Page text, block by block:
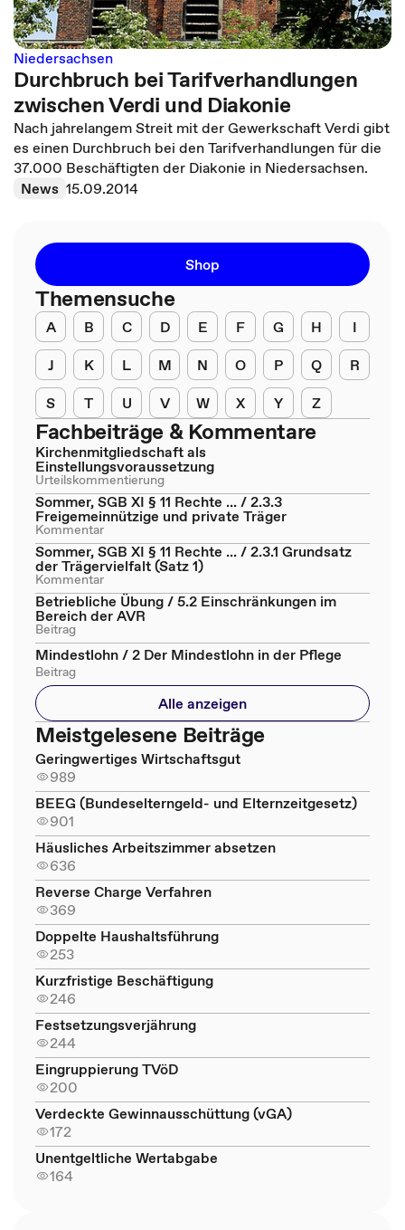
Niedersachsen
Durchbruch bei Tarifverhandlungen
zwischen Verdi und Diakonie
Nach jahrelangem Streit mit der Gewerkschaft Verdi gibt
es einen Durchbruch bei den Tarifverhandlungen für die
37.000 Beschäftigten der Diakonie in Niedersachsen.
News 15.09.2014
Shop
Themensuche
A B C D E F G H
I
J
K L M N O P Q
R
S
T U V W X Y Z
Fachbeiträge & Kommentare
Kirchenmitgliedschaft als
Einstellungsvoraussetzung
Urteilskommentierung
Sommer, SGB XI § 11 Rechte ... / 2.3.3
Freigemeinnützige und private Träger
Kommentar
Sommer, SGB XI § 11 Rechte ... / 2.3.1 Grundsatz
der Trägervielfalt (Satz 1)
Kommentar
Betriebliche Übung / 5.2 Einschränkungen im
Bereich der AVR
Beitrag
Mindestlohn / 2 Der Mindestlohn in der Pflege
Beitrag
Alle anzeigen
Meistgelesene Beiträge
Geringwertiges Wirtschaftsgut
989
BEEG (Bundeselterngeld- und Elternzeitgesetz)
901
Häusliches Arbeitszimmer absetzen
636
Reverse Charge Verfahren
369
Doppelte Haushaltsführung
253
Kurzfristige Beschäftigung
246
Festsetzungsverjährung
244
Eingruppierung TVöD
200
Verdeckte Gewinnausschüttung (vGA)
172
Unentgeltliche Wertabgabe
164